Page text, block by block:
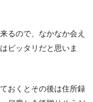
るので、なかなか会え
ピッタリだと思いま
おくとその後は住所録